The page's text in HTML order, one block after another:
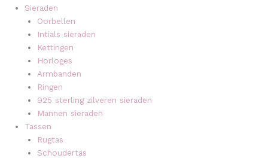
Sieraden
Oorbellen
Intials sieraden
Kettingen
Horloges
Armbanden
Ringen
925 sterling zilveren sieraden
Mannen sieraden
Tassen
Rugtas
Schoudertas